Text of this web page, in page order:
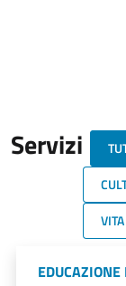
Servizi